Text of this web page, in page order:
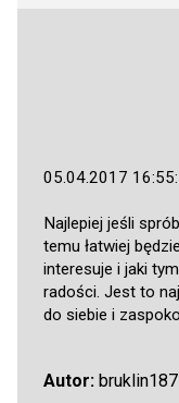
05.04.2017
Najlepiej jeśli
temu łatwiej
interesuje i jaki
radości. Jest to
do siebie i
Autor: bruklin187